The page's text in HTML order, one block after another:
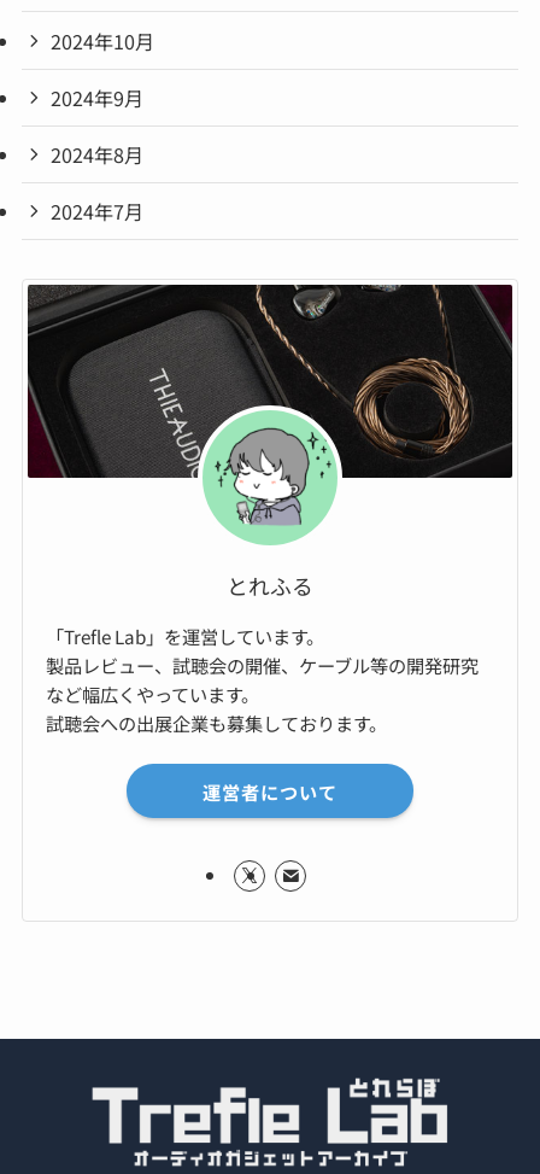
2024年10月
2024年9月
2024年8月
2024年7月
とれふる
「Trefle Lab」を運営しています。
製品レビュー、試聴会の開催、ケーブル等の開発研究
など幅広くやっています。
試聴会への出展企業も募集しております。
運営者について